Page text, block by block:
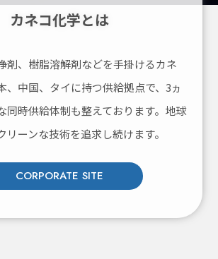
カネコ化学とは
剤、樹脂溶解剤などを手掛けるカネ
、中国、タイに持つ供給拠点で、3ヵ
同時供給体制も整えております。 地球
リーンな技術を追求し続けます。
CORPORATE SITE